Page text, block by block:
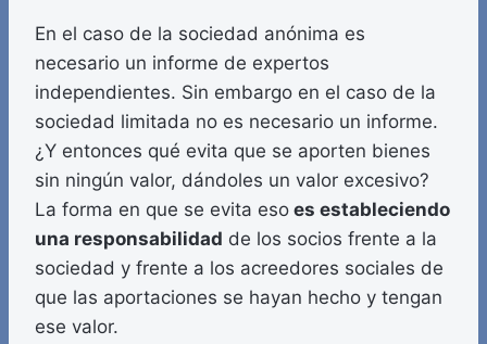
En el caso de la sociedad anónima es
necesario un informe de expertos
independientes. Sin embargo en el caso de la
sociedad limitada no es necesario un informe.
¿Y entonces qué evita que se aporten bienes
sin ningún valor, dándoles un valor excesivo?
La forma en que se evita eso es estableciendo
una responsabilidad de los socios frente a la
sociedad y frente a los acreedores sociales de
que las aportaciones se hayan hecho y tengan
ese valor.